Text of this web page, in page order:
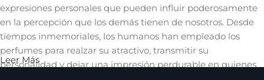
expresiones personales que pueden influir poderosamente
en la percepción que los demás tienen de nosotros. Desde
tiempos inmemoriales, los humanos han empleado los
perfumes para realzar su atractivo, transmitir su
personalidad y dejar una impresión perdurable en quienes
Leer Más